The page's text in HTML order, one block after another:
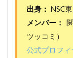
出身： NSC
メンバー：
ツッコミ）
公式プロフィ